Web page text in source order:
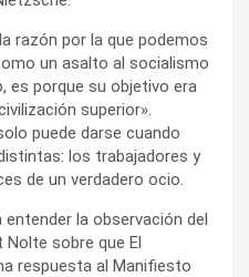
razón por la que podemos
un asalto al socialismo
es porque su objetivo era
superior».
puede darse cuando
los trabajadores y
de un verdadero ocio.
la observación del
sobre que El
respuesta al Manifiesto